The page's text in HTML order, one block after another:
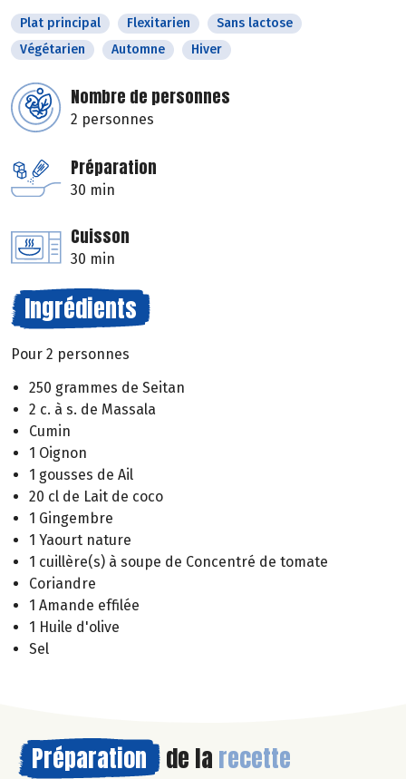
Plat principal Flexitarien
Sans lactose
Végétarien
Automne Hiver
Nombre de personnes
2 personnes
Préparation
30 min
Cuisson
30 min
Ingrédients
Pour 2 personnes
250 grammes de Seitan
2 c. à s. de Massala
Cumin
1 Oignon
1 gousses de Ail
20 cl de Lait de coco
1 Gingembre
1 Yaourt nature
1 cuillère(s) à soupe de Concentré de tomate
Coriandre
1 Amande effilée
1 Huile d'olive
Sel
Préparation de la recette